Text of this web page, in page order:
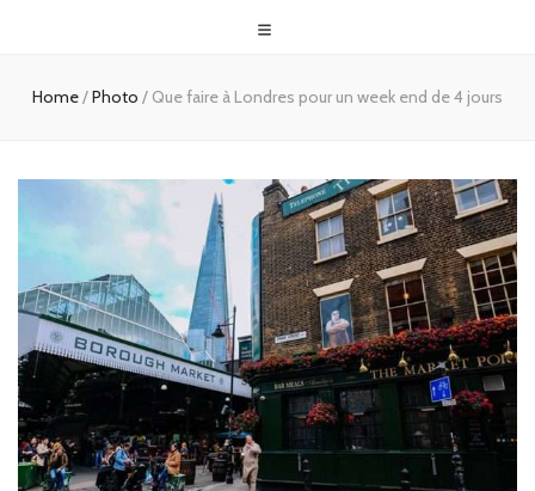
Home/Photo / Que faire à Londres pour un week end de 4 jours